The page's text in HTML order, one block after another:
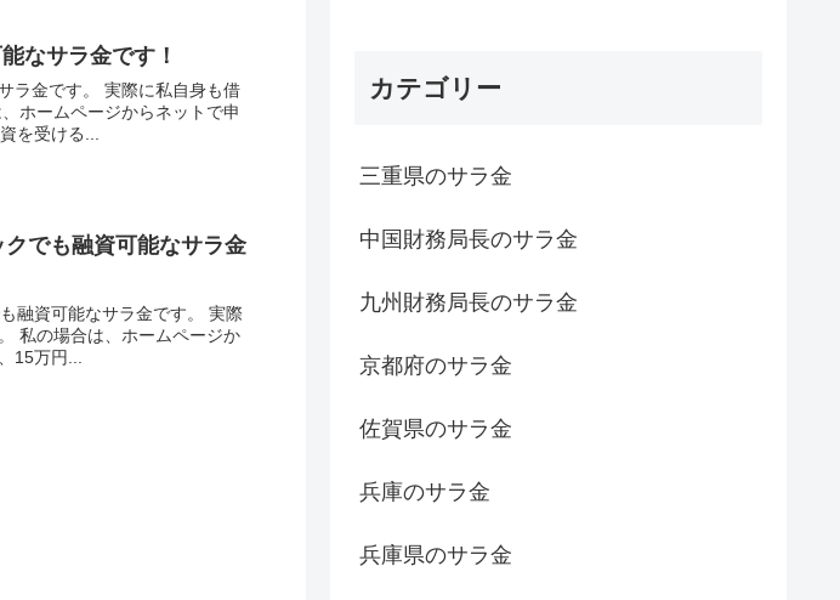
なサラ金です！
ラ金です。 実際に私自身も借
ホームページからネットで申
を受ける...
でも融資可能なサラ金
融資可能なサラ金です。 実際
私の場合は、ホームページか
15万円...
カテゴリー
三重県のサラ金
中国財務局長のサラ金
九州財務局長のサラ金
京都府のサラ金
佐賀県のサラ金
兵庫のサラ金
兵庫県のサラ金